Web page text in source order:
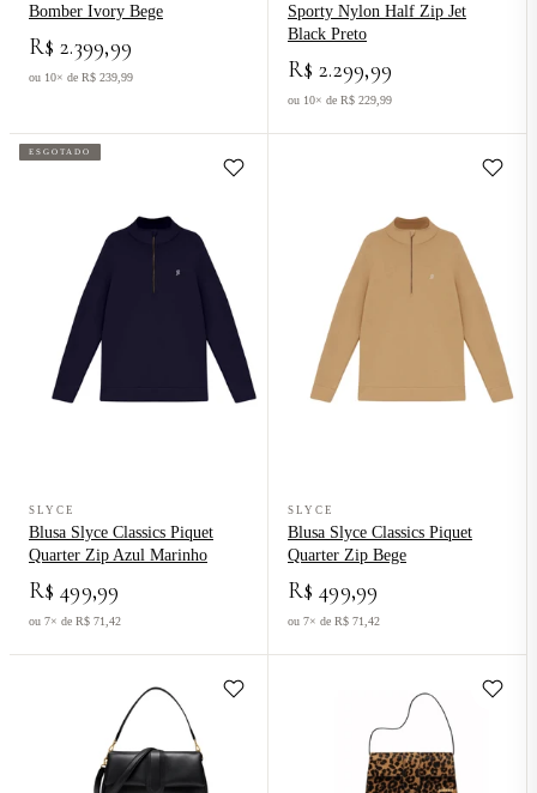
Bomber Ivory Bege
R$ 2.399,99
ou 10× de R$ 239,99
Sporty Nylon Half Zip Jet
Black Preto
R$ 2.299,99
ou 10× de R$ 229,99
ESGOTADO
SLYCE
Blusa Slyce Classics Piquet
Quarter Zip Azul Marinho
R$ 499,99
ou 7× de R$ 71,42
SLYCE
Blusa Slyce Classics Piquet
Quarter Zip Bege
R$ 499,99
ou 7× de R$ 71,42